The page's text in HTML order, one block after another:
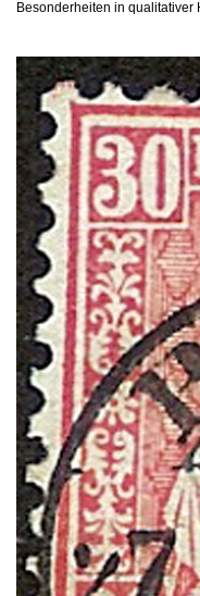
Besonderheiten in qualitativer